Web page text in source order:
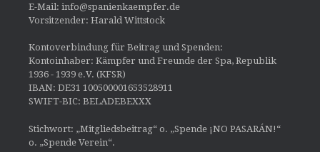
E-Mail: info@spanienkaempfer.de
Vorsitzender: Harald Wittstock
Kontoverbindung für Beitrag und Spenden:
Kontoinhaber: Kämpfer und Freunde der Spa, Republik
1936 - 1939 e.V. (KFSR)
IBAN: DE31 100500001653528911
SWIFT-BIC: BELADEBEXXX
Stichwort: „Mitgliedsbeitrag“ o. „Spende ¡NO PASARÁN!“
o. „Spende Verein“.